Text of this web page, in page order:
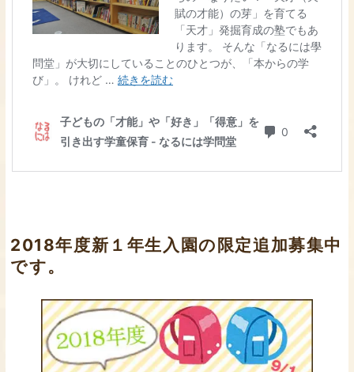
2018年度新１年生入園の限定追加募集中
です。